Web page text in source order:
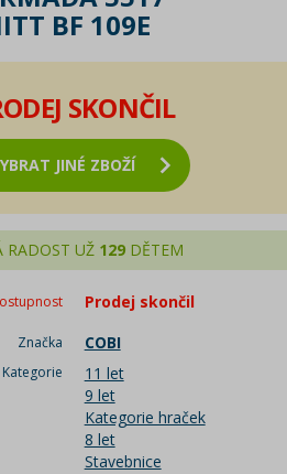
BF 109E
SKONČIL
JINÉ ZBOŽÍ
RADOST UŽ 129DĚTEM
Prodej skončil
Značka COBI
Kategorie
11 let
9 let
Kategorie hraček
8 let
Stavebnice